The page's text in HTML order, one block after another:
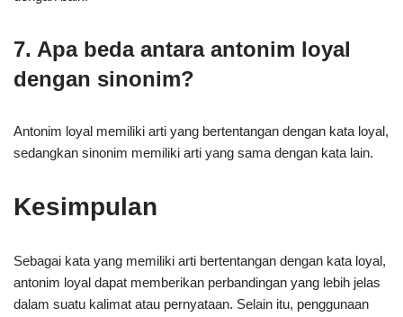
7. Apa beda antara antonim loyal
dengan sinonim?
Antonim loyal memiliki arti yang bertentangan dengan kata loyal,
sedangkan sinonim memiliki arti yang sama dengan kata lain.
Kesimpulan
Sebagai kata yang memiliki arti bertentangan dengan kata loyal,
antonim loyal dapat memberikan perbandingan yang lebih jelas
dalam suatu kalimat atau pernyataan. Selain itu, penggunaan